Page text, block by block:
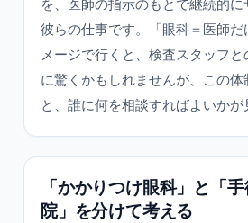
を、医師の指示のもとで継続的
彼らの仕事です。「眼科＝医師だ
メージで行くと、検査スタッフと
に驚くかもしれませんが、この体
と、誰に何を相談すればよいかが
「かかりつけ眼科」と「
院」を分けて考える